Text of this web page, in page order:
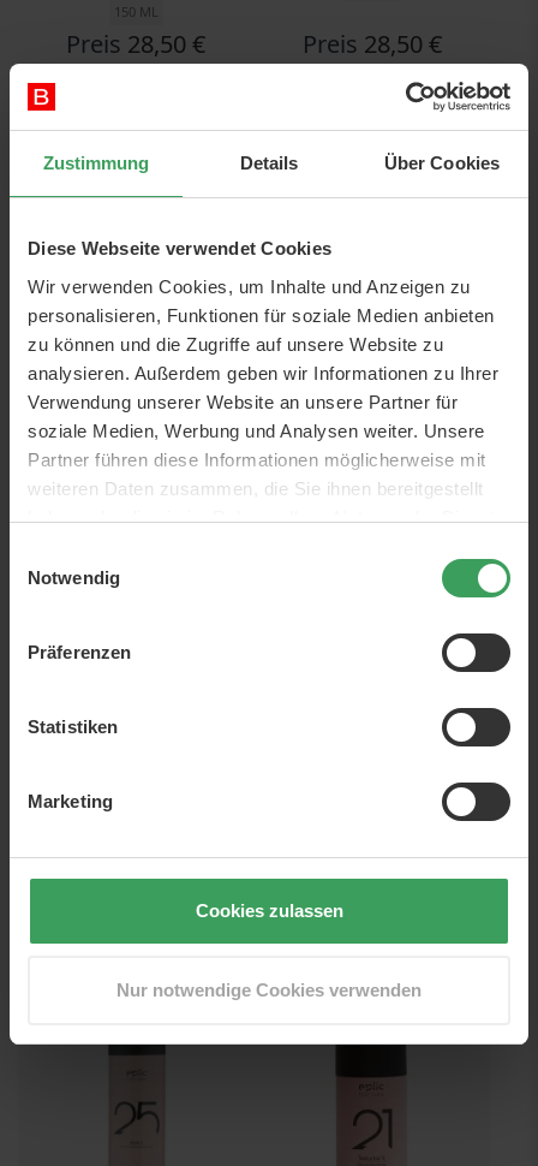
Zustimmung Details Über Cookies
Diese Webseite verwendet Cookies
Wir verwenden Cookies, um Inhalte und Anzeigen zu
personalisieren, Funktionen für soziale Medien anbieten
zu können und die Zugriffe auf unsere Website zu
analysieren. Außerdem geben wir Informationen zu Ihrer
Verwendung unserer Website an unsere Partner für
soziale Medien, Werbung und Analysen weiter. Unsere
Partner führen diese Informationen möglicherweise mit
weiteren Daten zusammen, die Sie ihnen bereitgestellt
haben oder die sie im Rahmen Ihrer Nutzung der Dienste
Notwendig
Präferenzen
Statistiken
Marketing
Cookies zulassen
Nur notwendige Cookies verwenden
150 ML
Preis 28,50 €
190,00 €/ 1 L
Preis 28,50 €
190,00 €/ 1 L
In den Warenkorb
Epiic nr. 17 Volumize’it
Powder Spray
2 G
Preis 28,50 €
14.250,00 € / 1 kg
Epiic nr. 23 Hold’it Strong
Hold Spray
300 ML
Preis28,50 €
95,00 €/ 1 L
Epiic nr. 22 Volumize’it
28,50 €
Epiic Nr. 29 Moisturize'it
Preis